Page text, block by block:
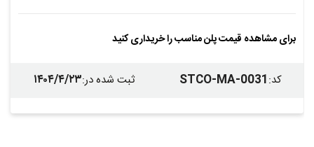
برای مشاهده قیمت پلن مناسب را خریداری کنید
کد:
STCO-MA-0031 ثبت شده در:۱۴۰۴/۴/۲۳